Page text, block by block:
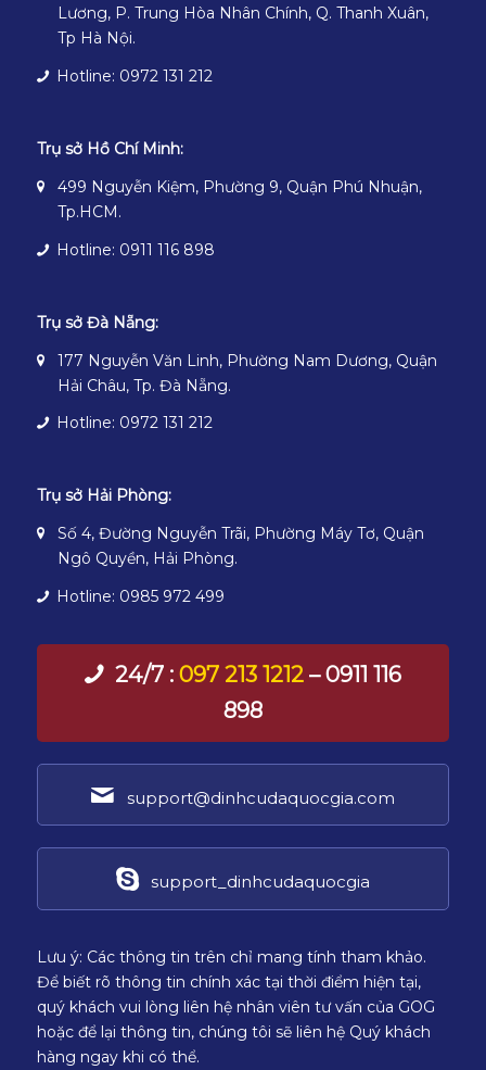
Lương, P. Trung Hòa Nhân Chính, Q. Thanh Xuân,
Tp Hà Nội.
Hotline: 0972 131 212
Trụ sở Hồ Chí Minh:
499 Nguyễn Kiệm, Phường 9, Quận Phú Nhuận,
Tp.HCM.
Hotline: 0911 116 898
Trụ sở Đà Nẵng:
177 Nguyễn Văn Linh, Phường Nam Dương, Quận
Hải Châu, Tp. Đà Nẵng.
Hotline: 0972 131 212
Trụ sở Hải Phòng:
Số 4, Đường Nguyễn Trãi, Phường Máy Tơ, Quận
Ngô Quyền, Hải Phòng.
Hotline: 0985 972 499
24/7 : 097 213 1212– 0911 116
898
support@dinhcudaquocgia.com
support_dinhcudaquocgia
Lưu ý: Các thông tin trên chỉ mang tính tham khảo.
Để biết rõ thông tin chính xác tại thời điểm hiện tại,
quý khách vui lòng liên hệ nhân viên tư vấn của GOG
hoặc để lại thông tin, chúng tôi sẽ liên hệ Quý khách
hàng ngay khi có thể.